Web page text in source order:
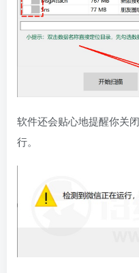
软件还会贴心地提醒你关
行。